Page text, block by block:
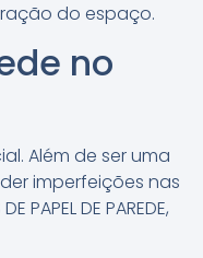
do espaço.
no
Além de ser uma
imperfeições nas
DE PAREDE,